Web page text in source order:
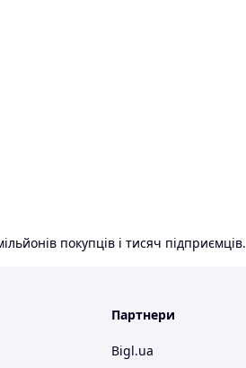
покупців і тисяч підприємців.
Партнери
Bigl.ua